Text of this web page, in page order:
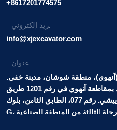
+8617201774575
بريد إلكتروني
info@xjexcavator.com
عنوان
(آنهوي)، منطقة شوشان، مدينة خفي.
التجارة الإلكترونية عبر الحدود بمقاطعة آنهوي في رقم 1201 طريق
هوافنغ، منطقة خفي، منطقة ييشي. رقم 077، الطابق الثامن، بلوك